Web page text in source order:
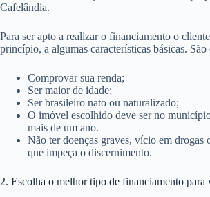
Cafelândia.
Para ser apto a realizar o financiamento o
princípio, a algumas características básicas. São
Comprovar sua renda;
Ser maior de idade;
Ser brasileiro nato ou naturalizado;
O imóvel escolhido deve ser no
mais de um ano.
Não ter doenças graves, vício em drogas
que impeça o discernimento.
2. Escolha o melhor tipo de financiamento para